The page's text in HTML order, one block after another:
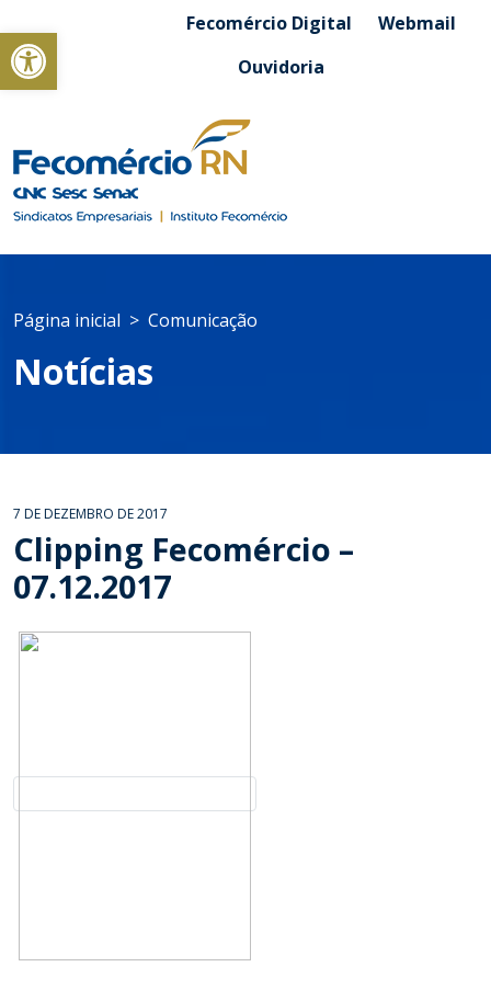
Abrir a barra de ferramentasFecomércio Digital
Webmail
Ouvidoria
Página inicial Comunicação
Notícias
7 DE DEZEMBRO DE 2017
Clipping Fecomércio –
07.12.2017